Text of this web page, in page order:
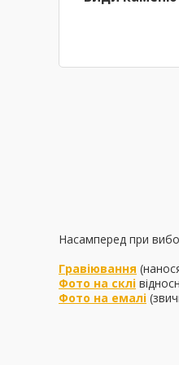
Насамперед при
Гравіювання
Фото на склі
Фото на емалі